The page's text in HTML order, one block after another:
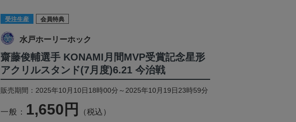
受注生産 会員特典
水戸ホーリーホック
齋藤俊輔選手 KONAMI月間MVP受賞記念星形
アクリルスタンド(7月度)6.21 今治戦
販売期間：2025年10月10日18時00分～2025年10月19日23時59分
一般： 1,650円 （税込）